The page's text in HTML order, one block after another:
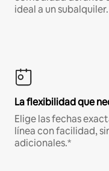
ideal a un subalquiler.
La flexibilidad que
Elige las fechas
línea con facilidad,
adicionales.*